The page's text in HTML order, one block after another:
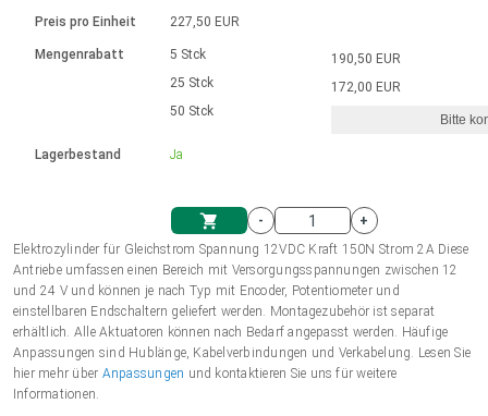
Einheitssystem
Einkaufswagen
Hubmagnete
230 - 50 Hz | 110 - 60 Hz
Drehzahlregelung für die AIS-Serie
Bürstenlose Gleichstrommotoren
mit Planetengetriebe und internem
Ø 28-42| 1-1400 rpm | <= 290Ncm
Bürstenlose DC Motor Controller
Gleichstrommotoren mit
Schneckengetriebe und Bürsten
Ø43-124mm | 31-425rpm | ≤ 41Nm
Treiber für Gleichstrommotoren mit
Synchron-Asynchron | für 1-4 Elektrozylinder
Synchron-Asynchron | für 1-4 Elektrozylinder
Français (EUR)
Polski (EUR)
Norsk (NOK)
Suomi (EUR)
Preis pro Einheit
Mengenrabatt
Lagerbestand
227,50 EUR
5 Stck
25 Stck
50 Stck
Ja
190,50 EUR
172,00 EUR
Bitte
-
+
Elektrozylinder für Gleichstrom Spannung 12VDC Kraft 150N Strom 2A Diese
Antriebe umfassen einen Bereich mit Versorgungsspannungen zwischen 12
und 24 V und können je nach Typ mit Encoder, Potentiometer und
einstellbaren Endschaltern geliefert werden. Montagezubehör ist separat
erhältlich. Alle Aktuatoren können nach Bedarf angepasst werden. Häufige
Anpassungen sind Hublänge, Kabelverbindungen und Verkabelung. Lesen Sie
hier mehr über Anpassungen und kontaktieren Sie uns für weitere
Informationen.